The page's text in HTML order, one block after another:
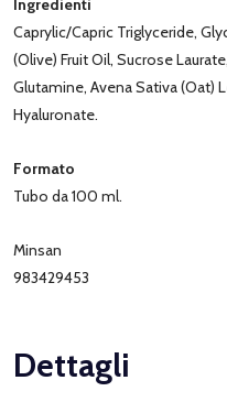
Ingredienti
Caprylic/Capric Triglyceride,
(Olive) Fruit Oil, Sucrose
Glutamine, Avena Sativa (Oat)
Hyaluronate.
Formato
Tubo da 100 ml.
Minsan
983429453
Dettagli